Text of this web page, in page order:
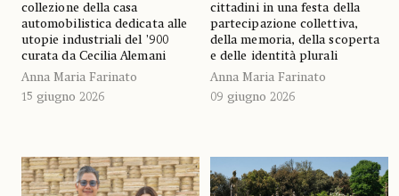
collezione della casa
automobilistica dedicata alle
utopie industriali del ’900
curata da Cecilia Alemani
Anna Maria Farinato
15 giugno 2026
cittadini in una festa della
partecipazione collettiva,
della memoria, della scoperta
e delle identità plurali
Anna Maria Farinato
09 giugno 2026